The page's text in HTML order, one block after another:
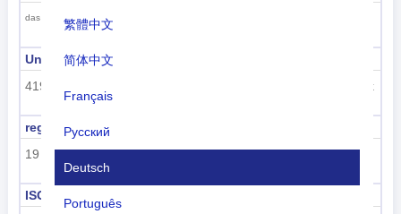
繁體中文
简体中文
Français
Русский
Deutsch
Português
das Commonwealth der Bahamas
Unterregionscode
419
Lateinamerika und die Karibik
regioncode
19
Amerika
ISO 3166-1 numerisch